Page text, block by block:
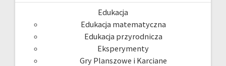
Edukacja
Edukacja matematyczna
Edukacja przyrodnicza
Eksperymenty
Gry Planszowe i Karciane